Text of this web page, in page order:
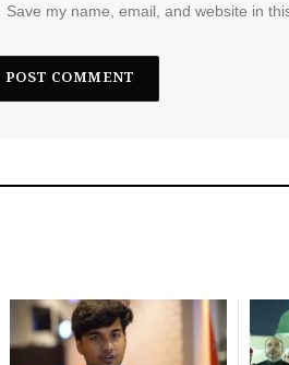
Save my name, email, and website in